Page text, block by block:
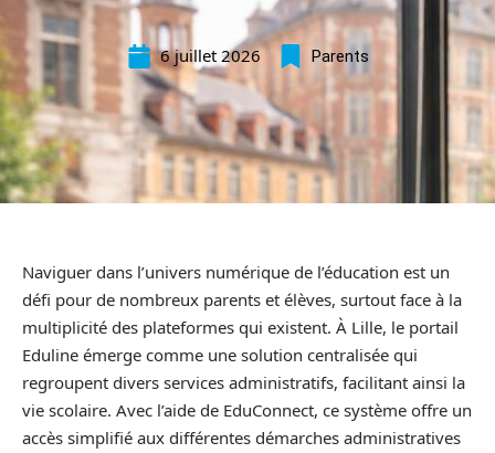
6 juillet 2026 Parents
Naviguer dans l’univers numérique de l’éducation est un
défi pour de nombreux parents et élèves, surtout face à la
multiplicité des plateformes qui existent. À Lille, le portail
Eduline émerge comme une solution centralisée qui
regroupent divers services administratifs, facilitant ainsi la
vie scolaire. Avec l’aide de EduConnect, ce système offre un
accès simplifié aux différentes démarches administratives